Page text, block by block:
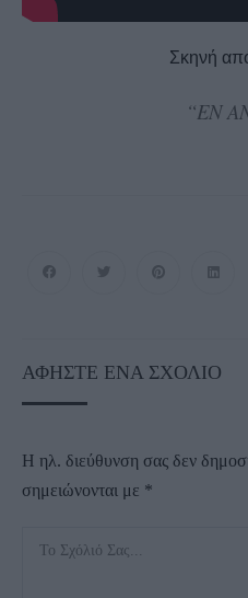
Σκηνή
“ΕΝ
ΑΦΉΣΤΕ ΈΝΑ ΣΧΌΛΙΟ
Η ηλ. διεύθυνση σας δεν
σημειώνονται με *